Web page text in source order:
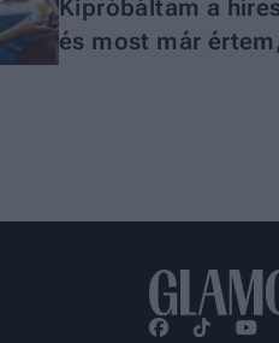
Kipróbáltam a
és most már
világ